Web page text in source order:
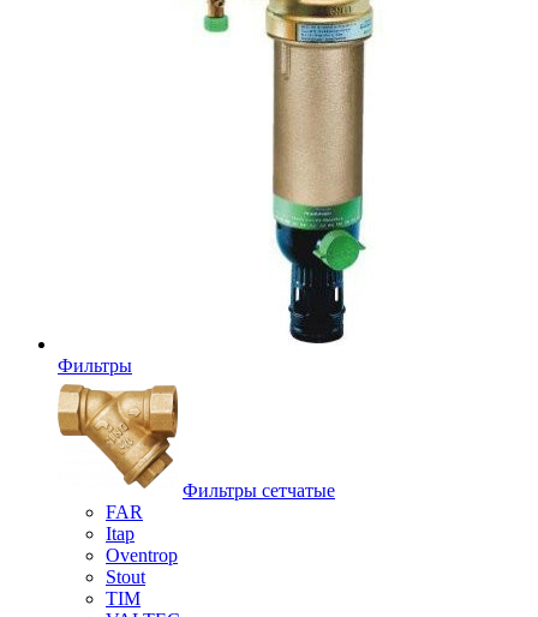
Фильтры
Фильтры сетчатые
FAR
Itap
Oventrop
Stout
TIM